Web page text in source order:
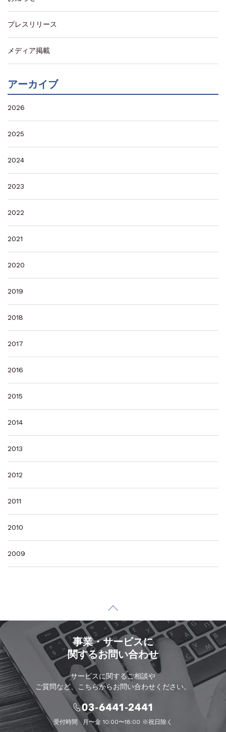
プレスリリース
メディア掲載
アーカイブ
2026
2025
2024
2023
2022
2021
2020
2019
2018
2017
2016
2015
2014
2013
2012
2011
2010
2009
事業・サービスに
関するお問い合わせ
サービスに関するご相談や
ご質問など、こちらからお問い合わせください。
受付時間 月〜金 10:00〜18:00 ※祝日除く